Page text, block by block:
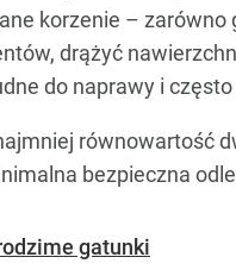
korzenie – zarówno
drążyć
do naprawy i
równowartość
bezpieczna
gatunki